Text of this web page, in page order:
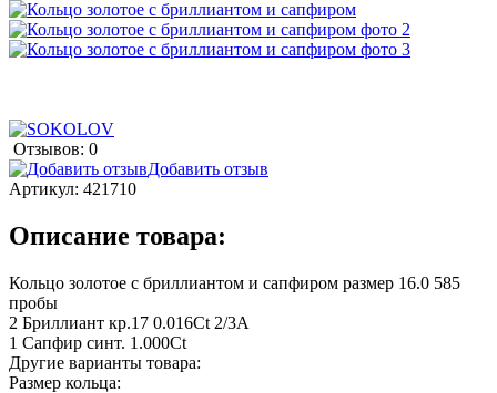
Отзывов: 0
Добавить отзыв
Артикул: 421710
Описание товара:
Кольцо золотое с бриллиантом и сапфиром размер 16.0 585
пробы
2 Бриллиант кр.17 0.016Ct 2/3А
1 Сапфир синт. 1.000Ct
Другие варианты товара:
Размер кольца: